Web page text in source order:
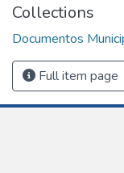
Collections
Documentos
Full item page